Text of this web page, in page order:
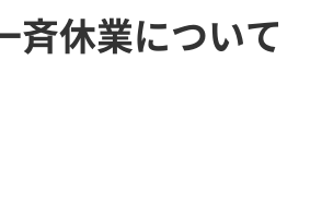
斉休業について